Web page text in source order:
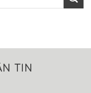
TIN